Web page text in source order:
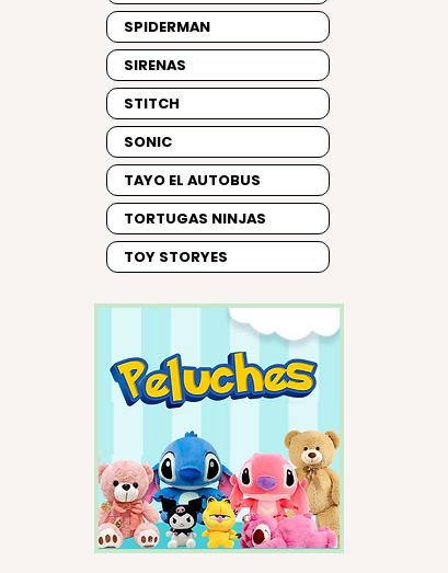
SPIDERMAN
SIRENAS
STITCH
SONIC
TAYO EL AUTOBUS
TORTUGAS NINJAS
TOY STORYES